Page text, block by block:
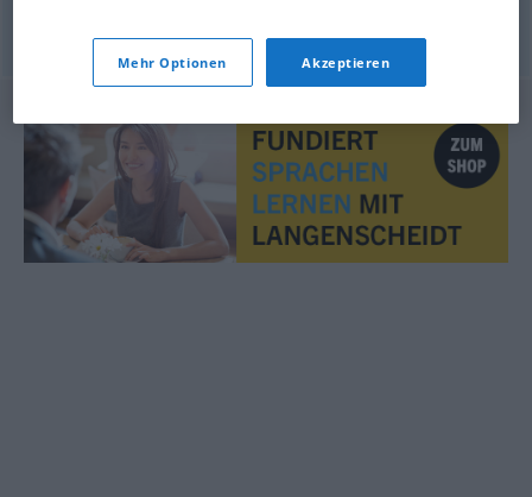
© OpenThesaurus.de
Mehr Optionen Akzeptieren